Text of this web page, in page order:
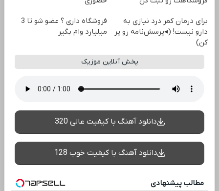
برای درمان کمر درد نیازی به
دارو نیست! (◂پرسش‌نامه رو پر
کن)
فروشگاه داری ؟ عضو شو تا 3
میلیارد وام بگیر
پخش آنلاین موزیک
دانلود آهنگ با کیفیت عالی 320
دانلود آهنگ با کیفیت خوب 128
مطالب پیشنهادی